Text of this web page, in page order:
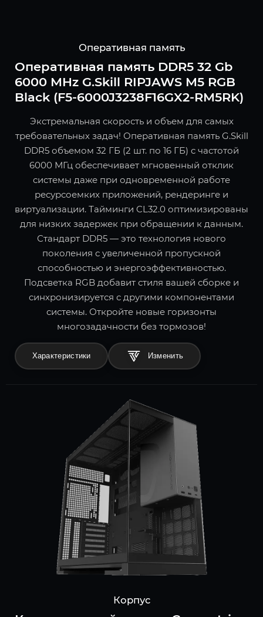
Оперативная память
Оперативная память DDR5 32 Gb
6000 MHz G.Skill RIPJAWS M5 RGB
Black (F5-6000J3238F16GX2-RM5RK)
Экстремальная скорость и объем для самых
требовательных задач! Оперативная память G.Skill
DDR5 объемом 32 ГБ (2 шт. по 16 ГБ) с частотой
6000 МГц обеспечивает мгновенный отклик
системы даже при одновременной работе
ресурсоемких приложений, рендеринге и
виртуализации. Тайминги CL32.0 оптимизированы
для низких задержек при обращении к данным.
Стандарт DDR5 — это технология нового
поколения с увеличенной пропускной
способностью и энергоэффективностью.
Подсветка RGB добавит стиля вашей сборке и
синхронизируется с другими компонентами
системы. Откройте новые горизонты
многозадачности без тормозов!
Характеристики
Корпус